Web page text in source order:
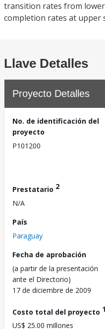
transition rates from
completion rates at upper
Llave Detalles
Proyecto Detalles
No. de identificación del
proyecto
P101200
Prestatario 2
N/A
País
Paraguay
Fecha de aprobación
(a partir de la presentación
ante el Directorio)
17 de diciembre de 2009
Costo total del proyecto 1
US$ 25.00 millones